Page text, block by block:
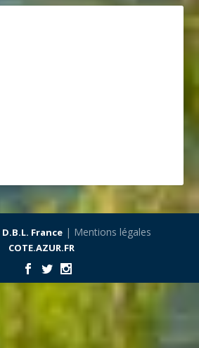
D.B.L. France| Mentions légales
COTE.AZUR.FR